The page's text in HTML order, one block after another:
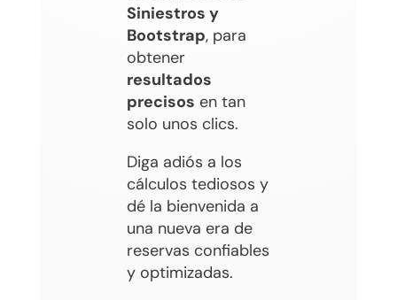
Siniestros y
Bootstrap, para
obtener
resultados
precisos en tan
solo unos clics.
Diga adiós a los
cálculos tediosos y
dé la bienvenida a
una nueva era de
reservas confiables
y optimizadas.